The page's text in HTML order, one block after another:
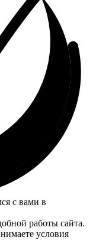
с вами в
работы сайта.
условия